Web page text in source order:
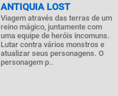
ANTIQUIA LOST
Viagem através das terras de um
reino mágico, juntamente com
uma equipe de heróis incomuns.
Lutar contra vários monstros e
atualizar seus personagens. O
personagem p..